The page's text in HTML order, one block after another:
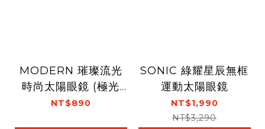
MODERN 璀璨流光
時尚太陽眼鏡 (極光
綠)
NT$890
SONIC 綠耀星辰無框
運動太陽眼鏡
NT$1,990
NT$3,290